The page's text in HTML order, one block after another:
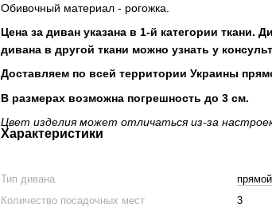
Обивочный материал - рогожка.
Цена за диван указана в 1-й категории ткани.
дивана в другой ткани можно узнать у
Доставляем по всей территории Украины
В размерах возможна погрешность до 3 см.
Цвет изделия может отличаться из-за
Характеристики
Тип дивана
прямой
Количество посадочных мест
3